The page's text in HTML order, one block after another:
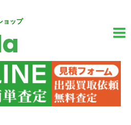
ョップ